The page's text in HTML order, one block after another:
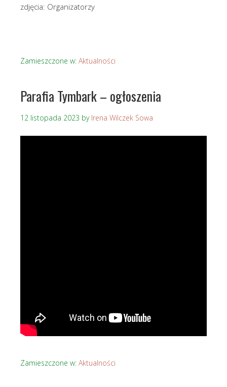
zdjęcia: Organizatorzy
Zamieszczone w: Aktualności
Parafia Tymbark – ogłoszenia
12 listopada 2023 by Irena Wilczek Sowa
Zamieszczone w: Aktualności